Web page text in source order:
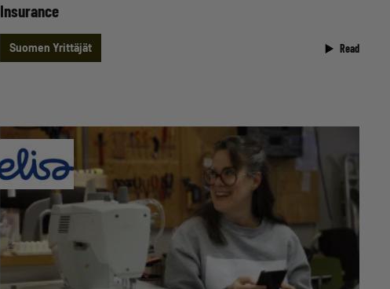
Insurance
Suomen Yrittäjät Read